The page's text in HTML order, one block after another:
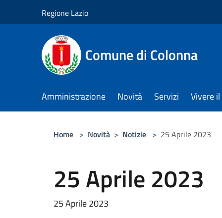
Regione Lazio
Comune di Colonna
Amministrazione Novità Servizi Vivere
Home > Novità > Notizie > 25 Aprile 2023
25 Aprile 2023
25 Aprile 2023